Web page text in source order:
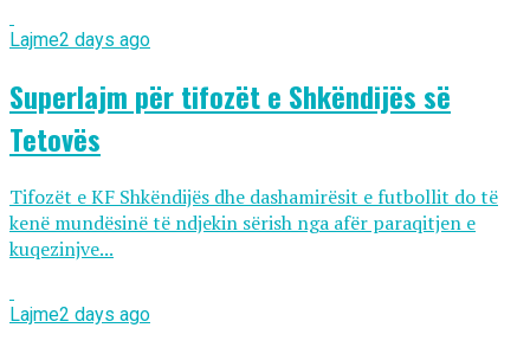
Lajme2 days ago
Superlajm për tifozët e Shkëndijës së
Tetovës
Tifozët e KF Shkëndijës dhe dashamirësit e futbollit do të
kenë mundësinë të ndjekin sërish nga afër paraqitjen e
kuqezinjve...
Lajme2 days ago